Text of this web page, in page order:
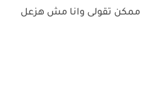
ممكن تقولى وانا مش هزعل